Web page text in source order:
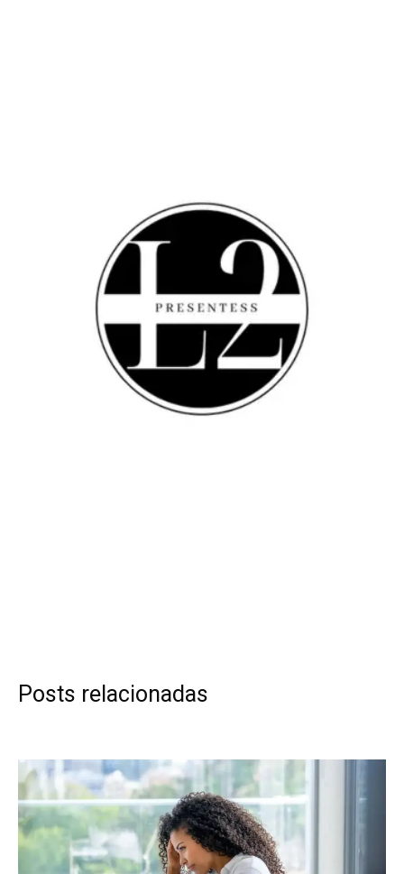
Posts relacionadas